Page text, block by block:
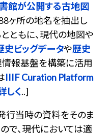
館が公開する古地図
ヶ所の地名を抽出し
ともに、現代の地図や
史ビッグデータや歴史
報基盤を構築に活用
IIIF Curation Platform
しく..]
行当時の資料をそのま
で、現代においては適